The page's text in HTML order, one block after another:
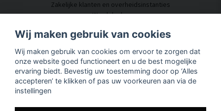
Zakelijke klanten en overheidsinstanties
Word dealer
Klantenservice
Neem contact met ons op
Akoestisch advies
Montage en installatie
Vragen en antwoorden
Wij maken gebruik van cookies
Wij maken gebruik van cookies om ervoor te zorgen dat
onze website goed functioneert en u de best mogelijke
ervaring biedt. Bevestig uw toestemming door op ‘Alles
accepteren’ te klikken of pas uw voorkeuren aan via de
instellingen